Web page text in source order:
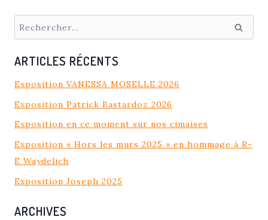
Rechercher :
ARTICLES RÉCENTS
Exposition VANESSA MOSELLE 2026
Exposition Patrick Bastardoz 2026
Exposition en ce moment sur nos cimaises
Exposition « Hors les murs 2025 » en hommage à R-
E Waydelich
Exposition Joseph 2025
ARCHIVES